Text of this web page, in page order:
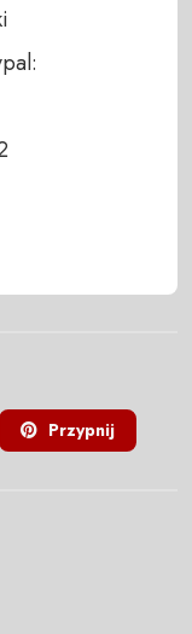
Przypnij